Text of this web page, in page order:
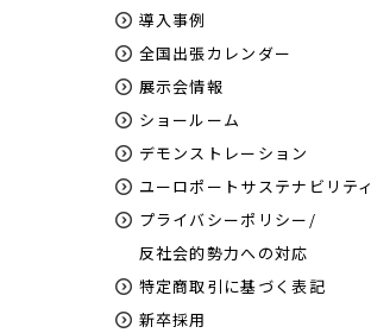
導入事例
全国出張カレンダー
展示会情報
ショールーム
デモンストレーション
ユーロポートサステナビリティ
プライバシーポリシー/
反社会的勢力への対応
特定商取引に基づく表記
新卒採用